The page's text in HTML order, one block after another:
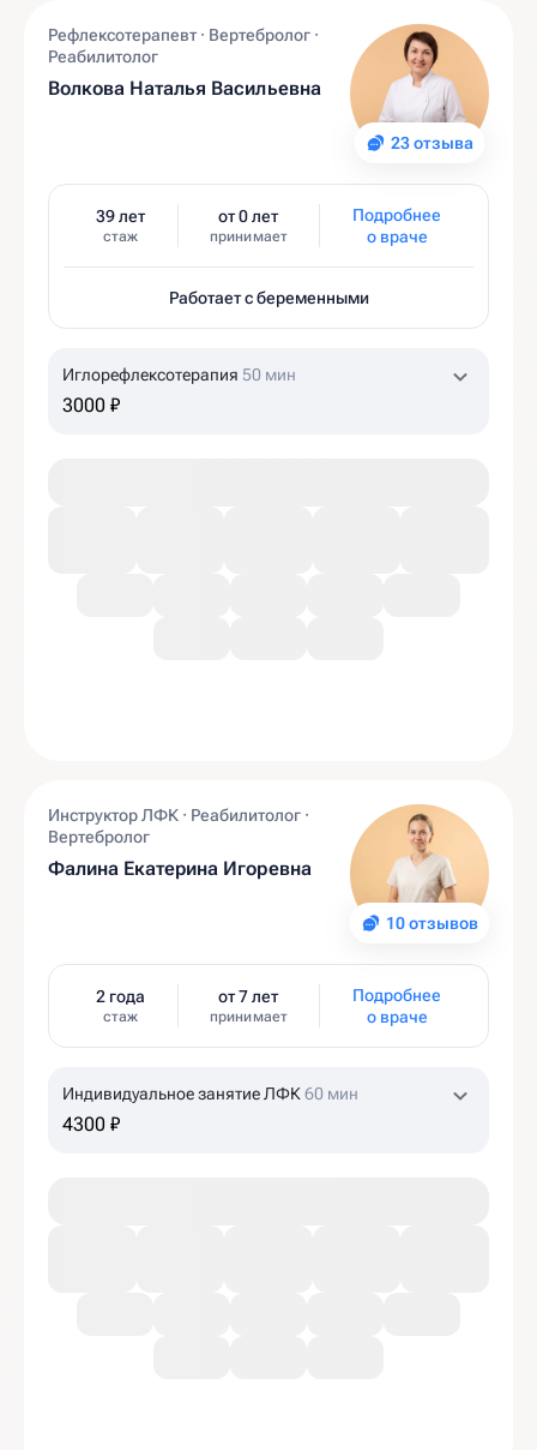
23 отзыва
Рефлексотерапевт · Вертебролог ·
Реабилитолог
Волкова Наталья Васильевна
39 лет
стаж
от 0 лет
принимает
Подробнее
о враче
Работает с беременными
Иглорефлексотерапия 50 мин
3000 ₽
10 отзывов
Инструктор ЛФК · Реабилитолог ·
Вертебролог
Фалина Екатерина Игоревна
2 года
стаж
от 7 лет
принимает
Подробнее
о враче
Индивидуальное занятие ЛФК60 мин
4300 ₽